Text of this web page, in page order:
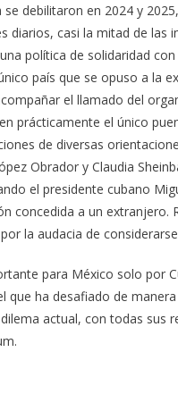
debilitaron en 2024 y
diarios, casi la mitad de las
política de solidaridad
país que se opuso a la
el llamado del
prácticamente el único
de diversas
Obrador y Claudia
el presidente cubano
concedida a un
la audacia de
para México solo por
ha desafiado de
actual, con todas sus